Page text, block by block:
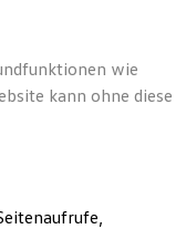
wie
kann ohne diese